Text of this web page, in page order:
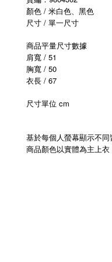
顏色 / 米白色、黑色
尺寸 / 單一尺寸
商品平量尺寸數據
肩寬 / 51
胸寬 / 50
衣長 / 67
尺寸單位 cm
基於每個人螢幕顯示不
商品顏色以實體為主上衣